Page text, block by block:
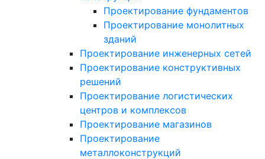
Проектирование фундаментов
Проектирование монолитных
зданий
Проектирование инженерных сетей
Проектирование конструктивных
решений
Проектирование логистических
центров и комплексов
Проектирование магазинов
Проектирование
металлоконструкций